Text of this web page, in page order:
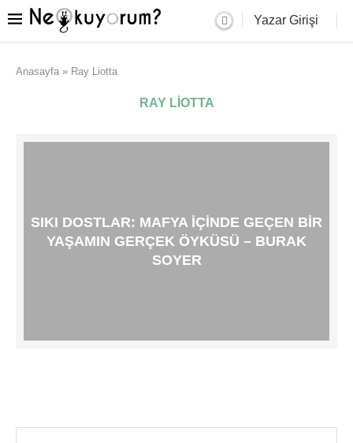
Yazar Girişi
Anasayfa » Ray Liotta
RAY LIOTTA
SIKI DOSTLAR: MAFYA IÇINDE GEÇEN BIR
YAŞAMIN GERÇEK ÖYKÜSÜ – BURAK
SOYER